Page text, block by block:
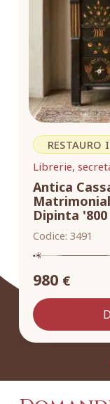
RESTAURO
Librerie,
Antica
Dipinta '800
Codice: 3491
980 €